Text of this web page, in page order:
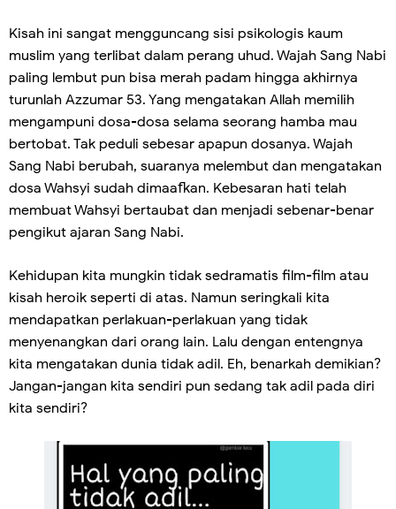
Kisah ini sangat mengguncang sisi psikologis kaum
muslim yang terlibat dalam perang uhud. Wajah Sang Nabi
paling lembut pun bisa merah padam hingga akhirnya
turunlah Azzumar 53. Yang mengatakan Allah memilih
mengampuni dosa-dosa selama seorang hamba mau
bertobat. Tak peduli sebesar apapun dosanya. Wajah
Sang Nabi berubah, suaranya melembut dan mengatakan
dosa Wahsyi sudah dimaafkan. Kebesaran hati telah
membuat Wahsyi bertaubat dan menjadi sebenar-benar
pengikut ajaran Sang Nabi.
Kehidupan kita mungkin tidak sedramatis film-film atau
kisah heroik seperti di atas. Namun seringkali kita
mendapatkan perlakuan-perlakuan yang tidak
menyenangkan dari orang lain. Lalu dengan entengnya
kita mengatakan dunia tidak adil. Eh, benarkah demikian?
Jangan-jangan kita sendiri pun sedang tak adil pada diri
kita sendiri?